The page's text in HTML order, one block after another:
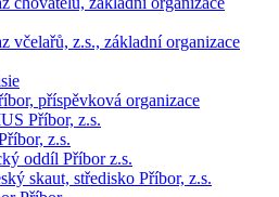
včelařů, z.s., základní organizace
příspěvková organizace
Příbor, z.s.
z.s.
oddíl Příbor z.s.
skaut, středisko Příbor, z.s.